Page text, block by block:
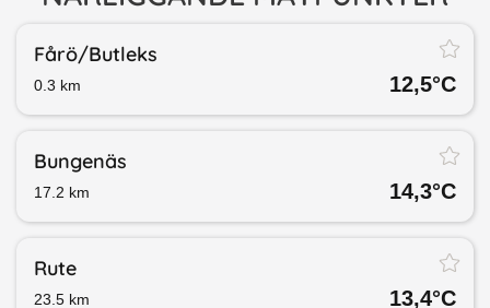
Fårö/​Butleks
0.3 km 12,5°C
Bungenäs
17.2 km 14,3°C
Rute
23.5 km 13,4°C